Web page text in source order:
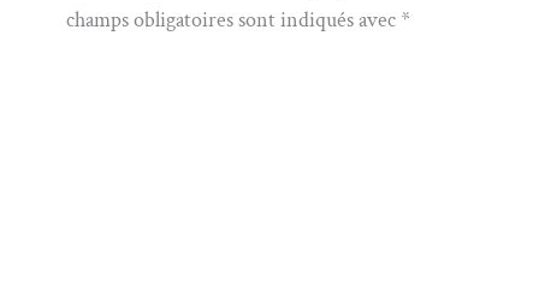
champs obligatoires sont indiqués avec *